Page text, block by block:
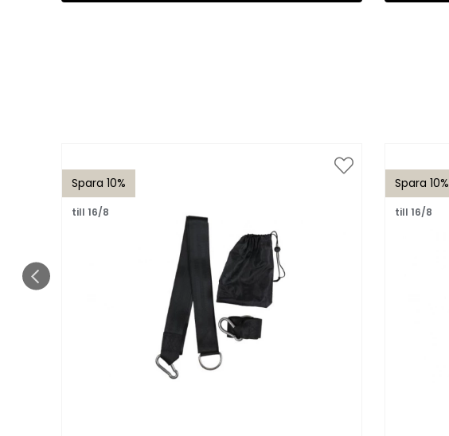
Spara 10%
till 16/8
Spara 10%
till 16/8